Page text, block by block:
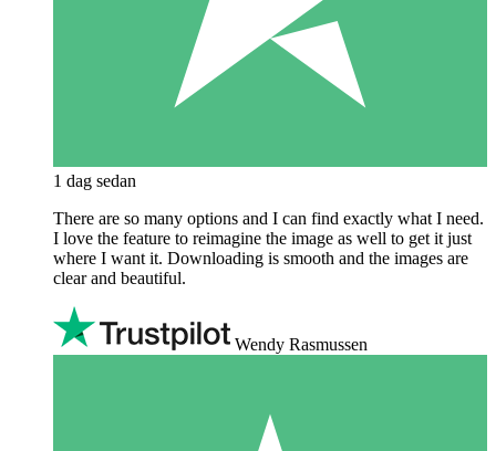
1 dag sedan
There are so many options and I can find exactly what I need.
I love the feature to reimagine the image as well to get it just
where I want it. Downloading is smooth and the images are
clear and beautiful.
Wendy Rasmussen